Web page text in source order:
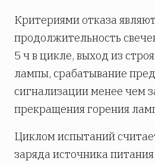
Критериями отказа
продолжительность
5 ч в цикле, выход из
лампы, срабатывание
сигнализации менее чем
прекращения горения
Циклом испытаний
заряда источника